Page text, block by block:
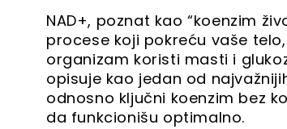
NAD+, poznat kao “koenzim
procese koji pokreću vaše
organizam koristi masti i
opisuje kao jedan od
odnosno ključni koenzim bez
da funkcionišu optimalno.